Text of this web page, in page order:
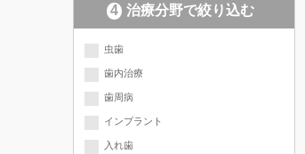
4 治療分野で絞り込む
現在選択されている分野にチェッ
クが入っています
虫歯
歯内治療
歯周病
インプラント
入れ歯